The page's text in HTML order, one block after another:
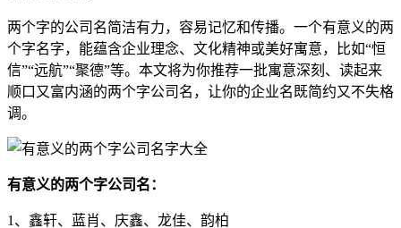
两个字的公司名简洁有力，容易记忆和传播。一个有意义的两
个字名字，能蕴含企业理念、文化精神或美好寓意，比如“恒
信”“远航”“聚德”等。本文将为你推荐一批寓意深刻、读起来
顺口又富内涵的两个字公司名，让你的企业名既简约又不失格
调。
有意义的两个字公司名：
1、鑫轩、蓝肖、庆鑫、龙佳、韵柏